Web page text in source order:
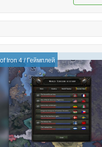
Iron 4/Геймплей